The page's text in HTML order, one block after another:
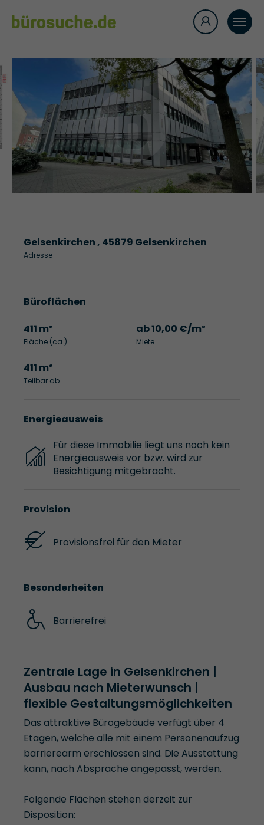
Gelsenkirchen , 45879 Gelsenkirchen
Adresse
Büroflächen
411 m²
Fläche (ca.)
ab 10,00 €/m²
Miete
411 m²
Teilbar ab
Energieausweis
Für diese Immobilie liegt uns noch kein
Energieausweis vor bzw. wird zur
Besichtigung mitgebracht.
Provision
Provisionsfrei für den Mieter
Besonderheiten
Barrierefrei
Zentrale Lage in Gelsenkirchen |
Ausbau nach Mieterwunsch |
flexible Gestaltungsmöglichkeiten
Das attraktive Bürogebäude verfügt über 4
Etagen, welche alle mit einem Personenaufzug
barrierearm erschlossen sind. Die Ausstattung
kann, nach Absprache angepasst, werden.
Folgende Flächen stehen derzeit zur
Disposition: